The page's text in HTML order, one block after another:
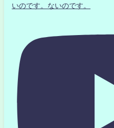
いのです。ないのです。